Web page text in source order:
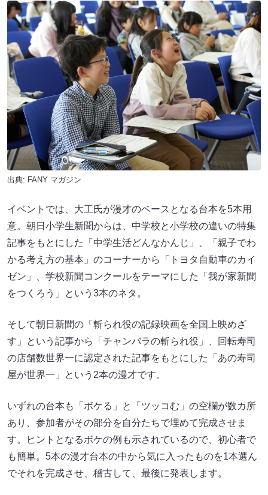
出典: FANY マガジン
イベントでは、大工氏が漫才のベースとなる台本を5本用
意。朝日小学生新聞からは、中学校と小学校の違いの特集
記事をもとにした「中学生活どんなかんじ」、「親子でわ
かる考え方の基本」のコーナーから「トヨタ自動車のカイ
ゼン」、学校新聞コンクールをテーマにした「我が家新聞
をつくろう」という3本のネタ。
そして朝日新聞の「斬られ役の記録映画を全国上映めざ
す」という記事から「チャンバラの斬られ役」、回転寿司
の店舗数世界一に認定された記事をもとにした「あの寿司
屋が世界一」という2本の漫才です。
いずれの台本も「ボケる」と「ツッコむ」の空欄が数カ所
あり、参加者がその部分を自分たちで埋めて完成させま
す。ヒントとなるボケの例も示されているので、初心者で
も簡単。5本の漫才台本の中から気に入ったものを1本選ん
でそれを完成させ、稽古して、最後に発表します。